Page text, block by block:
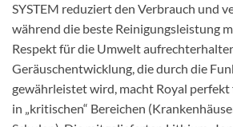
SYSTEM reduziert den Verbrauch und
während die beste Reinigungsleistung
Respekt für die Umwelt
Geräuschentwicklung, die durch die
gewährleistet wird, macht Royal perfekt
in „kritischen“ Bereichen